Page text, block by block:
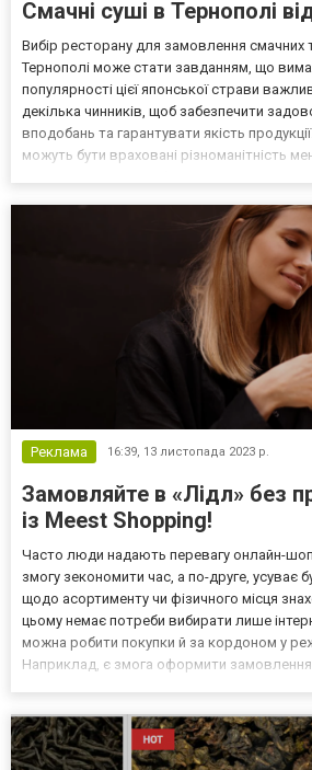
Смачні суші в Тернополі
Вибір ресторану для замовлення смачних
Тернополі може стати завданням, що
популярності цієї японської страви
декілька чинників, щоб забезпечити
вподобань та гарантувати якість
можуть бути враховані різноманітність
Реклама 16:39, 13 листопада 2023 р.
Замовляйте в «Лідл» без
із Meest Shopping!
Часто люди надають перевагу онлайн-
змогу зекономити час, а по-друге, усуває
щодо асортименту чи фізичного місця
цьому немає потреби вибирати лише
можна робити покупки й за кордоном у
Наприклад, є змога оформити замовлення